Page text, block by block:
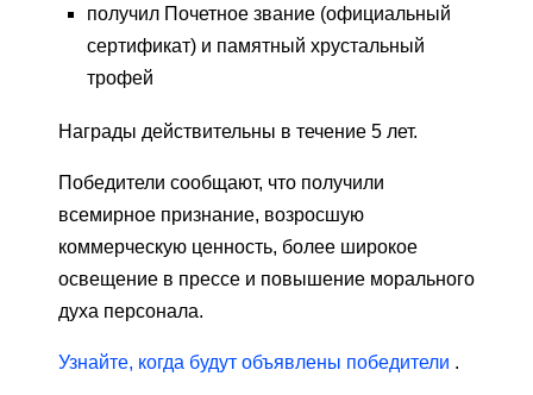
получил Почетное звание (официальный
сертификат) и памятный хрустальный
трофей
Награды действительны в течение 5 лет.
Победители сообщают, что получили
всемирное признание, возросшую
коммерческую ценность, более широкое
освещение в прессе и повышение морального
духа персонала.
Узнайте, когда будут объявлены победители .